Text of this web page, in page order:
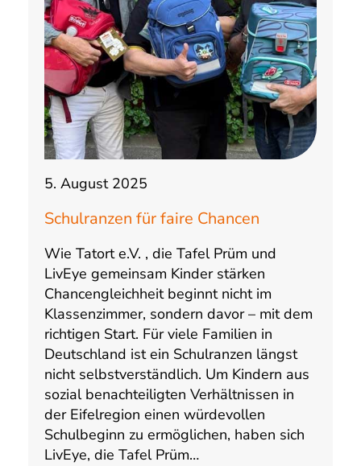
5. August 2025
Schulranzen für faire Chancen
Wie Tatort e.V. , die Tafel Prüm und
LivEye gemeinsam Kinder stärken
Chancengleichheit beginnt nicht im
Klassenzimmer, sondern davor – mit dem
richtigen Start. Für viele Familien in
Deutschland ist ein Schulranzen längst
nicht selbstverständlich. Um Kindern aus
sozial benachteiligten Verhältnissen in
der Eifelregion einen würdevollen
Schulbeginn zu ermöglichen, haben sich
LivEye, die Tafel Prüm…